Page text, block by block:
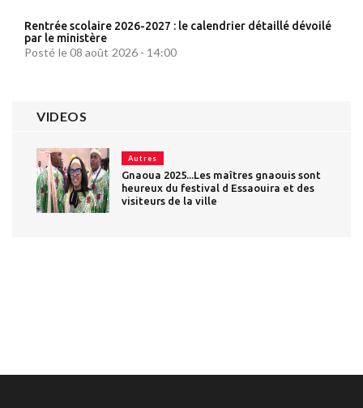
Rentrée scolaire 2026-2027 : le calendrier détaillé dévoilé
par le ministère
Posté le 08 août 2026 - 14:00
VIDEOS
Autres
Gnaoua 2025...Les maîtres gnaouis sont
heureux du festival d Essaouira et des
visiteurs de la ville